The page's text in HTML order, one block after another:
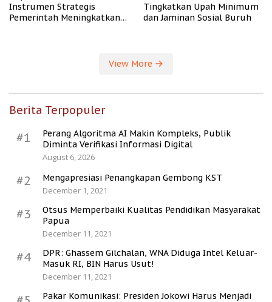
Instrumen Strategis
Pemerintah Meningkatkan
Tingkatkan Upah Minimum
dan Jaminan Sosial Buruh
View More
Berita Terpopuler
#1
Perang Algoritma AI Makin Kompleks, Publik
Diminta Verifikasi Informasi Digital
August 6, 2026
#2
Mengapresiasi Penangkapan Gembong KST
December 1, 2021
#3
Otsus Memperbaiki Kualitas Pendidikan Masyarakat
Papua
December 11, 2021
#4
DPR: Ghassem Gilchalan, WNA Diduga Intel Keluar-
Masuk RI, BIN Harus Usut!
December 11, 2021
Pakar Komunikasi: Presiden Jokowi Harus Menjadi